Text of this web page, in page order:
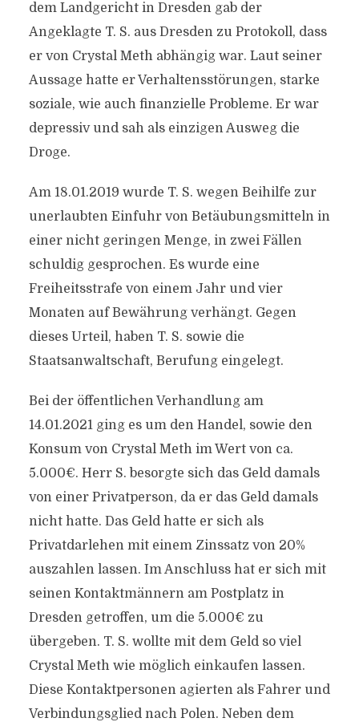
dem Landgericht in Dresden gab der
Angeklagte T. S. aus Dresden zu Protokoll, dass
er von Crystal Meth abhängig war. Laut seiner
Aussage hatte er Verhaltensstörungen, starke
soziale, wie auch finanzielle Probleme. Er war
depressiv und sah als einzigen Ausweg die
Droge.
Am 18.01.2019 wurde T. S. wegen Beihilfe zur
unerlaubten Einfuhr von Betäubungsmitteln in
einer nicht geringen Menge, in zwei Fällen
schuldig gesprochen. Es wurde eine
Freiheitsstrafe von einem Jahr und vier
Monaten auf Bewährung verhängt. Gegen
dieses Urteil, haben T. S. sowie die
Staatsanwaltschaft, Berufung eingelegt.
Bei der öffentlichen Verhandlung am
14.01.2021 ging es um den Handel, sowie den
Konsum von Crystal Meth im Wert von ca.
5.000€. Herr S. besorgte sich das Geld damals
von einer Privatperson, da er das Geld damals
nicht hatte. Das Geld hatte er sich als
Privatdarlehen mit einem Zinssatz von 20%
auszahlen lassen. Im Anschluss hat er sich mit
seinen Kontaktmännern am Postplatz in
Dresden getroffen, um die 5.000€ zu
übergeben. T. S. wollte mit dem Geld so viel
Crystal Meth wie möglich einkaufen lassen.
Diese Kontaktpersonen agierten als Fahrer und
Verbindungsglied nach Polen. Neben dem